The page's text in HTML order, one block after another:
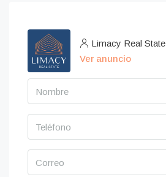
Limacy Real State
Ver anuncio